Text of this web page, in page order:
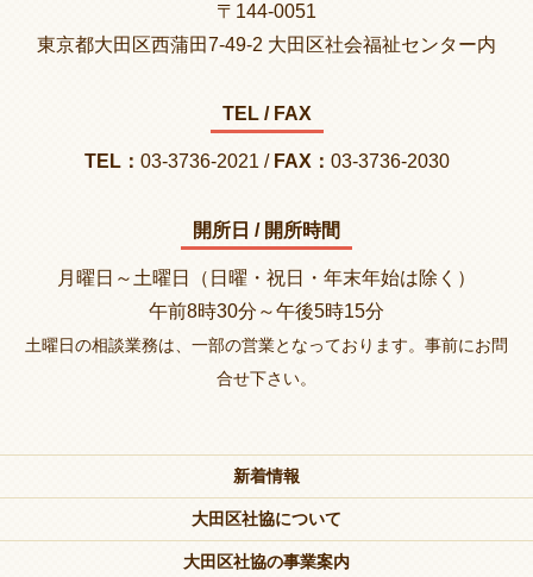
〒144-0051
東京都大田区西蒲田7-49-2 大田区社会福祉センター内
TEL / FAX
TEL： 03-3736-2021 / FAX： 03-3736-2030
開所日 / 開所時間
月曜日～土曜日（日曜・祝日・年末年始は除く）
午前8時30分～午後5時15分
土曜日の相談業務は、一部の営業となっております。事前にお問
合せ下さい。
新着情報
大田区社協について
大田区社協の事業案内